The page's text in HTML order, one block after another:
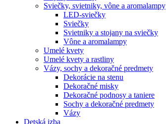
Sviečky, svietniky, vône a aromalampy
LED-sviečky
Sviečky
Svietniky a stojany na sviečky
Vône a aromalampy
Umelé kvety
Umelé kvety a rastliny
Vázy, sochy a dekoračné predmety
Dekorácie na stenu
Dekoračné misky
Dekoračné podnosy a taniere
Sochy a dekoračné predmety
Vázy
Detská izba